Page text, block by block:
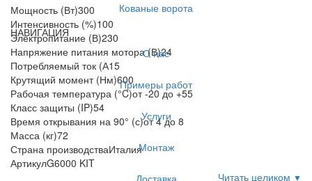
Кованые ворота
НАВИГАЦИЯ
О нас
Примеры работ
Услуги
Монтаж
Доставка
Мощность (Вт)300
Интенсивность (%)100
Электропитание (В)230
Напряжение питания мотора (В)24
Потребляемый ток (А15
Крутящий момент (Нм)600
Рабочая температура (°C)от -20 до +55
Класс защиты (IP)54
Время открывания на 90° (с)от 4 до 8
Масса (кг)72
Страна производстваИталия
АртикулG6000 KIT
Читать целиком ▼